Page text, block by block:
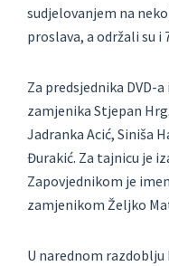
sudjelovanjem na
proslava, a održali su i
Za predsjednika DVD-
zamjenika Stjepan
Jadranka Acić, Siniša
Đurakić. Za tajnicu je
Zapovjednikom je
zamjenikom Željko
U narednom